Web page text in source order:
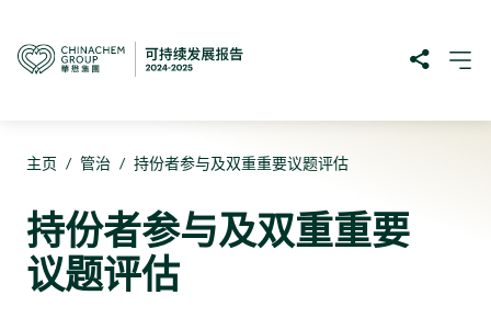
主页 / 管治 / 持份者参与及双重重要议题评估
持份者参与及双重重要
议题评估